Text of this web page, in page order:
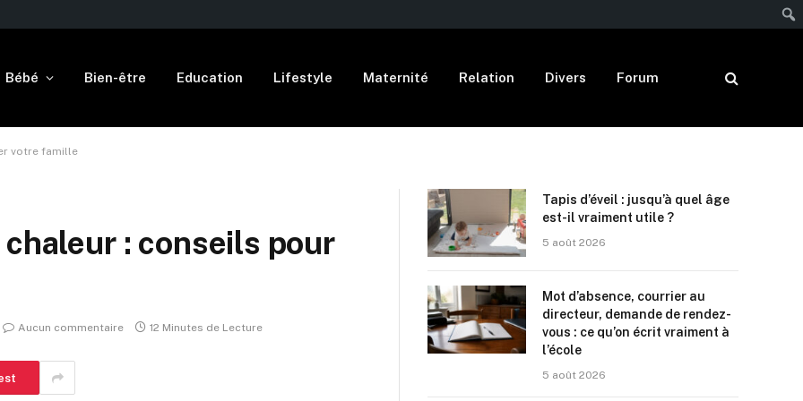
Bébé Bien-être Education Lifestyle Maternité Relation Divers Forum
votre famille
: conseils pour
Aucun commentaire 12 Minutes de Lecture
Tapis d’éveil : jusqu’à quel âge
est-il vraiment utile ?
5 août 2026
Mot d’absence, courrier au
directeur, demande de rendez-
vous : ce qu’on écrit vraiment à
l’école
5 août 2026